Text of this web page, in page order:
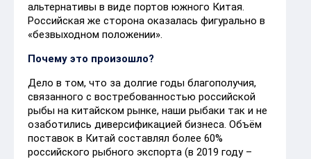
альтернативы в виде портов южного Китая.
Российская же сторона оказалась фигурально в
«безвыходном положении».
Почему это произошло?
Дело в том, что за долгие годы благополучия,
связанного с востребованностью российской
рыбы на китайском рынке, наши рыбаки так и не
озаботились диверсификацией бизнеса. Объём
поставок в Китай составлял более 60%
российского рыбного экспорта (в 2019 году –